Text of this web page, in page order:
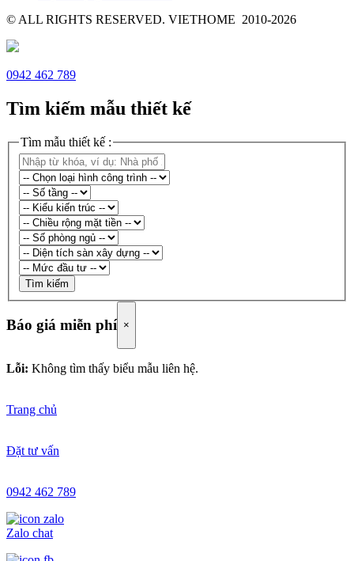
© ALL RIGHTS RESERVED. VIETHOME 2010-2026
0942 462 789
Tìm kiếm mẫu thiết kế
Tìm mẫu thiết kế :
Tìm kiếm
Báo giá miễn phí ×
Lỗi: Không tìm thấy biểu mẫu liên hệ.
Trang chủ
Đặt tư vấn
0942 462 789
Zalo chat